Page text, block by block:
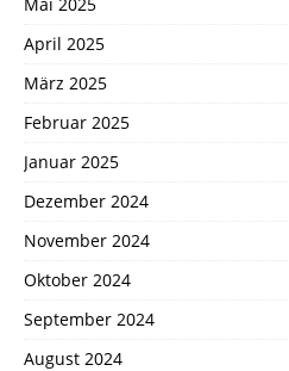
April 2025
März 2025
Februar 2025
Januar 2025
Dezember 2024
November 2024
Oktober 2024
September 2024
August 2024